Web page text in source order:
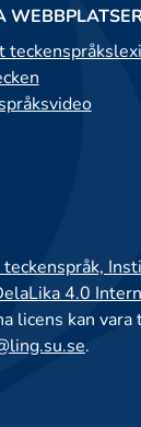
WEBBPLATSER
4.0
licens kan
.